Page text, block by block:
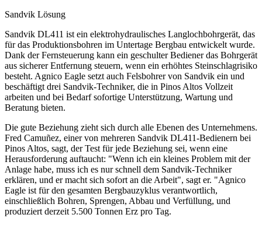
Sandvik Lösung
Sandvik DL411 ist ein elektrohydraulisches Langlochbohrgerät, das
für das Produktionsbohren im Untertage Bergbau entwickelt wurde.
Dank der Fernsteuerung kann ein geschulter Bediener das Bohrgerät
aus sicherer Entfernung steuern, wenn ein erhöhtes Steinschlagrisiko
besteht. Agnico Eagle setzt auch Felsbohrer von Sandvik ein und
beschäftigt drei Sandvik-Techniker, die in Pinos Altos Vollzeit
arbeiten und bei Bedarf sofortige Unterstützung, Wartung und
Beratung bieten.
Die gute Beziehung zieht sich durch alle Ebenen des Unternehmens.
Fred Camuñez, einer von mehreren Sandvik DL411-Bedienern bei
Pinos Altos, sagt, der Test für jede Beziehung sei, wenn eine
Herausforderung auftaucht: "Wenn ich ein kleines Problem mit der
Anlage habe, muss ich es nur schnell dem Sandvik-Techniker
erklären, und er macht sich sofort an die Arbeit", sagt er. "Agnico
Eagle ist für den gesamten Bergbauzyklus verantwortlich,
einschließlich Bohren, Sprengen, Abbau und Verfüllung, und
produziert derzeit 5.500 Tonnen Erz pro Tag.